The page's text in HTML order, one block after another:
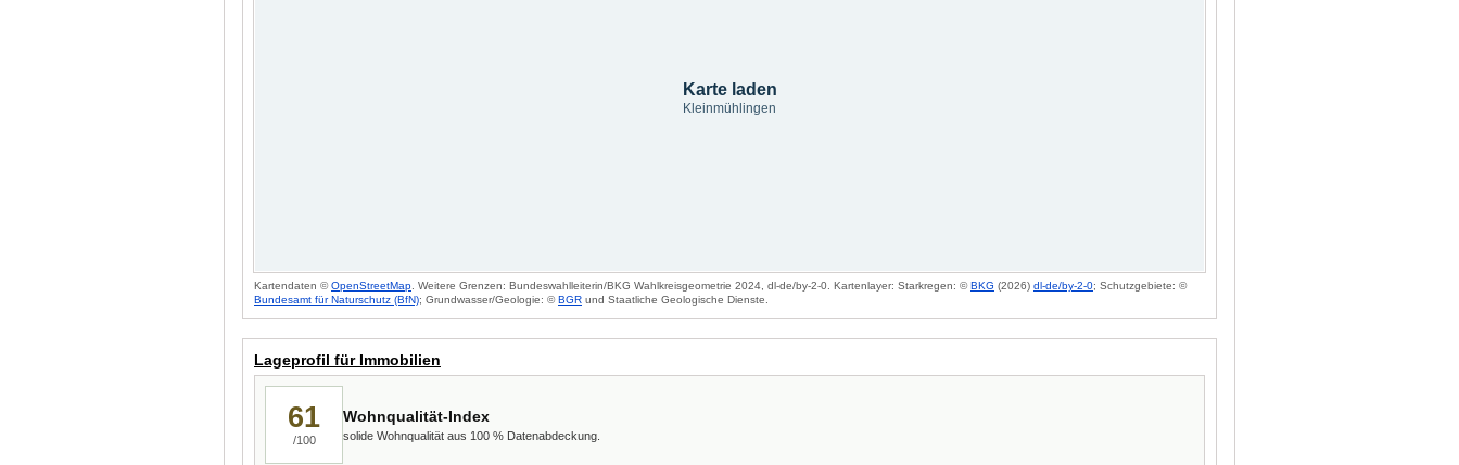
Karte laden
Kleinmühlingen
Kartendaten ©OpenStreetMap . Weitere Grenzen: Bundeswahlleiterin/BKG Wahlkreisgeometrie 2024, dl-de/by-2-0. Kartenlayer: Starkregen: ©BKG (2026) dl-de/by-2-0; Schutzgebiete: ©
Bundesamt für Naturschutz (BfN); Grundwasser/Geologie: ©BGR und Staatliche Geologische Dienste.
Lageprofil für Immobilien
61
/100
Wohnqualität-Index
solide Wohnqualität aus 100 % Datenabdeckung.